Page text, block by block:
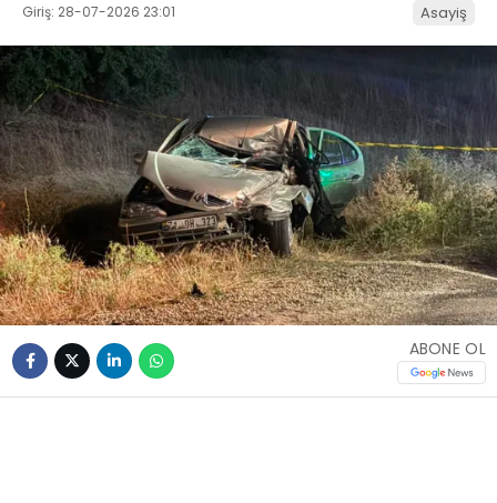
Giriş: 28-07-2026 23:01 Asayiş
ABONE OL